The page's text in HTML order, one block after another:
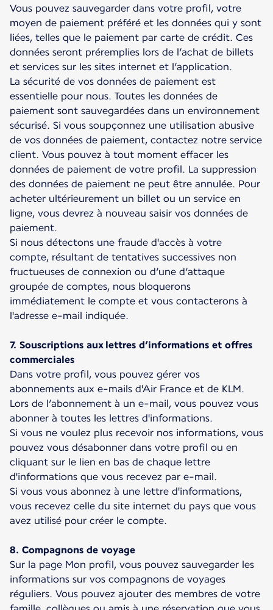
Vous pouvez sauvegarder dans votre profil, votre
moyen de paiement préféré et les données qui y sont
liées, telles que le paiement par carte de crédit. Ces
données seront préremplies lors de l’achat de billets
et services sur les sites internet et l’application.
La sécurité de vos données de paiement est
essentielle pour nous. Toutes les données de
paiement sont sauvegardées dans un environnement
sécurisé. Si vous soupçonnez une utilisation abusive
de vos données de paiement, contactez notre service
client. Vous pouvez à tout moment effacer les
données de paiement de votre profil. La suppression
des données de paiement ne peut être annulée. Pour
acheter ultérieurement un billet ou un service en
ligne, vous devrez à nouveau saisir vos données de
paiement.
Si nous détectons une fraude d'accès à votre
compte, résultant de tentatives successives non
fructueuses de connexion ou d’une d’attaque
groupée de comptes, nous bloquerons
immédiatement le compte et vous contacterons à
l'adresse e-mail indiquée.
7. Souscriptions aux lettres d’informations et offres
commerciales
Dans votre profil, vous pouvez gérer vos
abonnements aux e-mails d'Air France et de KLM.
Lors de l’abonnement à un e-mail, vous pouvez vous
abonner à toutes les lettres d'informations.
Si vous ne voulez plus recevoir nos informations, vous
pouvez vous désabonner dans votre profil ou en
cliquant sur le lien en bas de chaque lettre
d'informations que vous recevez par e-mail.
Si vous vous abonnez à une lettre d'informations,
vous recevez celle du site internet du pays que vous
avez utilisé pour créer le compte.
8. Compagnons de voyage
Sur la page Mon profil, vous pouvez sauvegarder les
informations sur vos compagnons de voyages
réguliers. Vous pouvez ajouter des membres de votre